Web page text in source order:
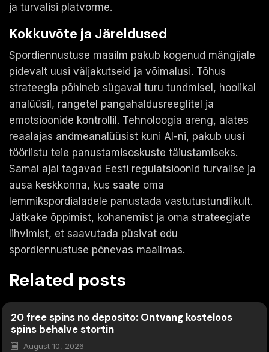
ja turvalisi platvorme.
Kokkuvõte ja Järeldused
Spordiennustuse maailm pakub kogenud mängijale
pidevalt uusi väljakutseid ja võimalusi. Tõhus
strateegia põhineb sügaval turu tundmisel, hoolikal
analüüsil, rangetel pangahaldusreeglitel ja
emotsioonide kontrollil. Tehnoloogia areng, alates
reaalajas andmeanalüüsist kuni AI-ni, pakub uusi
tööriistu teie panustamisoskuste täiustamiseks.
Samal ajal tagavad Eesti regulatsioonid turvalise ja
ausa keskkonna, kus saate oma
lemmikspordialadele panustada vastutustundlikult.
Jätkake õppimist, kohanemist ja oma strateegiate
lihvimist, et saavutada püsivat edu
spordiennustuse põnevas maailmas.
Related posts
20 free spins no deposito: Ontvang kosteloos
spins behalve stortin
August 10, 2026